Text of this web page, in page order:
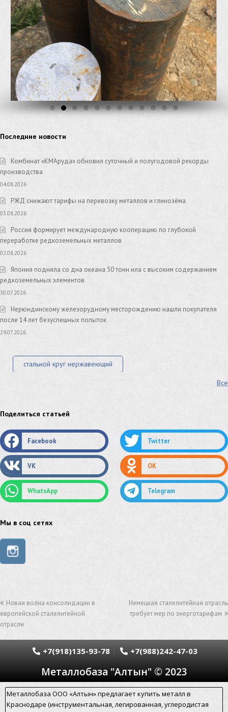
Последние новости
Комбинат «КМАруда» обновил суточный и полугодовой рекорды
производства
04.08.2026
РЖД снижают тарифы на перевозку металлов и глинозёма
03.08.2026
Россия формирует международную кооперацию по глубокой
переработке редкоземельных металлов
02.08.2026
Япония подняла со дна океана 50 тонн ила с высоким содержанием
редкоземельных элементов
30.07.2026
Нерюндинскому железорудному месторождению нашли покупателя
после 14 лет безуспешных попыток
29.07.2026
стальной круг нержавеющий
труба оцинкованная труба нержавеющая
труба стальная сетка нержавеющая
сетка оцинкованная сетка стальная
сетка из нержавеющей стали
швеллер стальной
швеллер нержавеющий
уголок нержавеющий
уголок из нержавейки электросварная труба
электросварная труба гост
электросварная прямошовная труба
Все
Поделиться статьей
Facebook Twitter
VK OK
WhatsApp Telegram
Мы в соц сетях
Новая волна консолидации в
европейской сталелитейной
отрасли
Немецкая сталелитейная отрасль
требует мер по энерготарифам
Металлобаза "Алтын" © 2023
+7(918)135-93-78 +7(988)242-47-03
Металлобаза ООО «Алтын» предлагает купить металл в
Краснодаре (инструментальная, легированная, углеродистая